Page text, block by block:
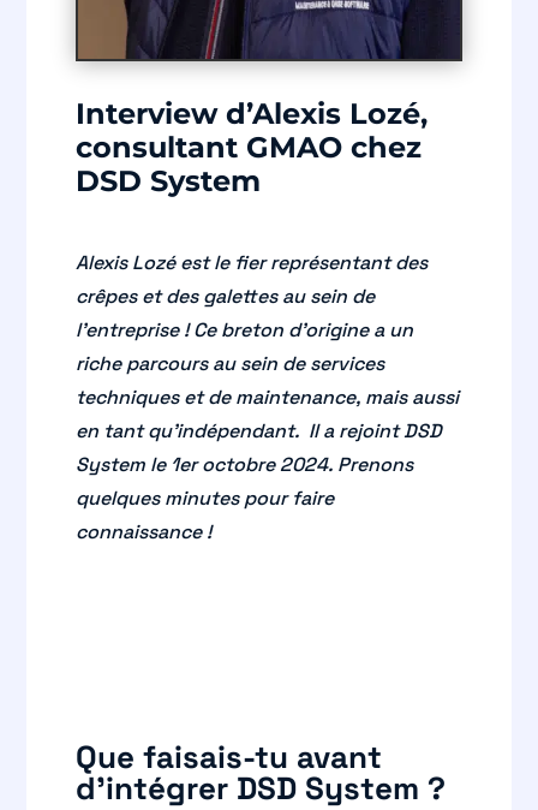
Interview d’Alexis Lozé,
consultant GMAO chez
DSD System
Alexis Lozé est le fier représentant des
crêpes et des galettes au sein de
l’entreprise ! Ce breton d’origine a un
riche parcours au sein de services
techniques et de maintenance, mais aussi
en tant qu’indépendant. Il a rejoint DSD
System le 1er octobre 2024. Prenons
quelques minutes pour faire
connaissance !
Que faisais-tu avant
d’intégrer DSD System ?